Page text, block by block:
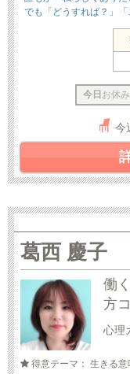
でも「どうすれば？」「
今日 お休み
今
葛西 慶子
働
方
心理
得意テーマ： 生きる意